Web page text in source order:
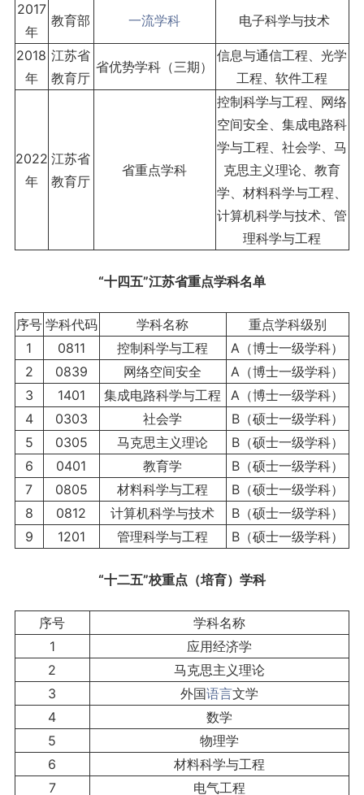
2017
年
教育部 一流学科 电子科学与技术
2018
年
江苏省
教育厅
省优势学科（三期）
信息与通信工程、光学
工程、软件工程
2022
年
江苏省
教育厅
省重点学科
控制科学与工程、网络
空间安全、集成电路科
学与工程、社会学、马
克思主义理论、教育
学、材料科学与工程、
计算机科学与技术、管
理科学与工程
“十四五”江苏省重点学科名单
序号 学科代码 学科名称
重点学科级别
1
0811 控制科学与工程
A（博士一级学科）
2
0839 网络空间安全
A（博士一级学科）
3
1401 集成电路科学与工程
A（博士一级学科）
4
0303 社会学
B（硕士一级学科）
5
0305 马克思主义理论
B（硕士一级学科）
6
0401 教育学
B（硕士一级学科）
7
0805 材料科学与工程
B（硕士一级学科）
8
0812 计算机科学与技术
B（硕士一级学科）
9
1201 管理科学与工程 B（硕士一级学科）
“十二五”校重点（培育）学科
序号
学科名称
1
应用经济学
2
马克思主义理论
3
外国语言文学
4
数学
5
物理学
6
材料科学与工程
7
电气工程